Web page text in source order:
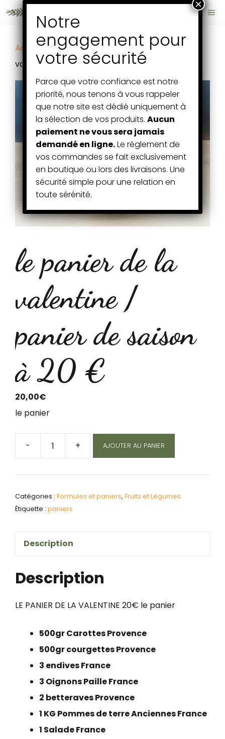
Aller
Accueil/ Fruits et Légumes/ le panier de la
valentine / panier de saison à 20 €
le panier de la
valentine /
panier de saison
à 20 €
20,00€
le panier
-
panier
panier
à
20
€
+ AJOUTER AU PANIER
Catégories : Formules et paniers, Fruits et Légumes
Étiquette : paniers
Description
Description
LE PANIER DE LA VALENTINE 20€ le panier
500gr Carottes Provence
500gr courgettes Provence
3 endives France
3 Oignons Paille France
2 betteraves Provence
1 KG Pommes de terre Anciennes France
1 Salade France
Parce que votre confiance est notre
priorité, nous tenons à vous rappeler
que notre site est dédié uniquement à
la sélection de vos produits. Aucun
paiement ne vous sera jamais
demandé en ligne.Le règlement de
vos commandes se fait exclusivement
en boutique ou lors des livraisons. Une
sécurité simple pour une relation en
toute sérénité.